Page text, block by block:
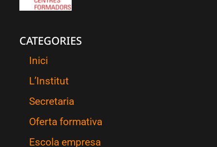
CATEGORIES
Inici
L’Institut
Secretaria
Oferta formativa
Escola empresa